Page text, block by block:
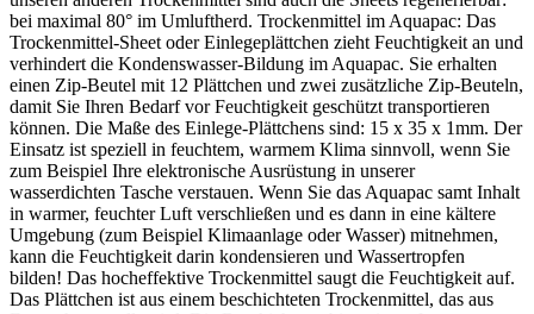
bei maximal 80° im Umluftherd. Trockenmittel im Aquapac: Das
Trockenmittel-Sheet oder Einlegeplättchen zieht Feuchtigkeit an und
verhindert die Kondenswasser-Bildung im Aquapac. Sie erhalten
einen Zip-Beutel mit 12 Plättchen und zwei zusätzliche Zip-Beuteln,
damit Sie Ihren Bedarf vor Feuchtigkeit geschützt transportieren
können. Die Maße des Einlege-Plättchens sind: 15 x 35 x 1mm. Der
Einsatz ist speziell in feuchtem, warmem Klima sinnvoll, wenn Sie
zum Beispiel Ihre elektronische Ausrüstung in unserer
wasserdichten Tasche verstauen. Wenn Sie das Aquapac samt Inhalt
in warmer, feuchter Luft verschließen und es dann in eine kältere
Umgebung (zum Beispiel Klimaanlage oder Wasser) mitnehmen,
kann die Feuchtigkeit darin kondensieren und Wassertropfen
bilden! Das hocheffektive Trockenmittel saugt die Feuchtigkeit auf.
Das Plättchen ist aus einem beschichteten Trockenmittel, das aus